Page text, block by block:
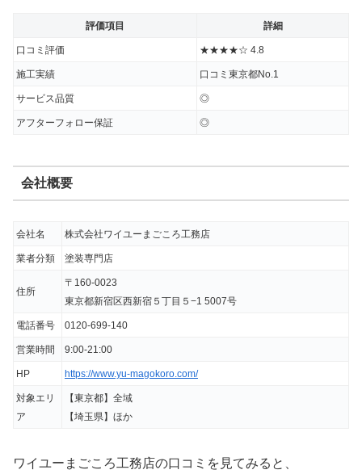
値段はもちろん大事ですが間違った工事をさ
我が家は屋根と外壁塗装をお願いしました。
外壁の色に関しては良い色だと思うお宅があ
り、私自身その様な仕上がりを希望していま
したら、わざわざその色を調べてくださるな
ど誠心誠意仕事に当たっていただきました。
また、
他社では指摘されなかった棟板金の劣
化も教えてくださり交換しましたが、今後の
と思いました。
評価項目 詳細
口コミ評価 ★★★★☆ 4.8
施工実績 口コミ東京都No.1
サービス品質 ◎
アフターフォロー保証 ◎
会社概要
会社名 株式会社ワイユーまごころ工務店
業者分類 塗装専門店
住所
〒160-0023
東京都新宿区西新宿５丁目５−1 5007号
電話番号 0120-699-140
営業時間 9:00-21:00
HP https://www.yu-magokoro.com/
対象エリ
ア
【東京都】全域
【埼玉県】ほか
ワイユーまごころ工務店の口コミを見てみると、